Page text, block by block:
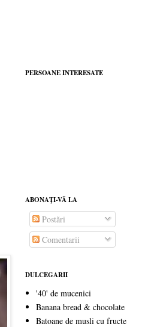
PERSOANE INTERESATE
ABONAŢI-VĂ LA
Postări
Comentarii
DULCEGARII
'40' de mucenici
Banana bread & chocolate
Batoane de musli cu fructe